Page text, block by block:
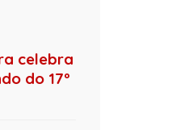
celebra
do 17º